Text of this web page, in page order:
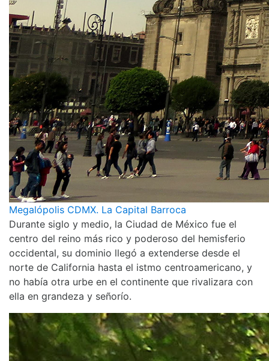
Megalópolis CDMX. La Capital Barroca
Durante siglo y medio, la Ciudad de México fue el
centro del reino más rico y poderoso del hemisferio
occidental, su dominio llegó a extenderse desde el
norte de California hasta el istmo centroamericano, y
no había otra urbe en el continente que rivalizara con
ella en grandeza y señorío.